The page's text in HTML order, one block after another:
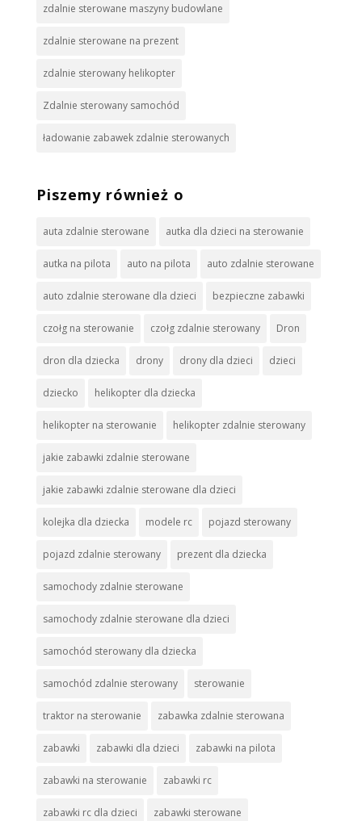
zdalnie sterowane maszyny budowlane
zdalnie sterowane na prezent
zdalnie sterowany helikopter
Zdalnie sterowany samochód
ładowanie zabawek zdalnie sterowanych
Piszemy również o
auta zdalnie sterowane autka dla dzieci na sterowanie
autka na pilota auto na pilota auto zdalnie sterowane
auto zdalnie sterowane dla dzieci bezpieczne zabawki
czołg na sterowanie czołg zdalnie sterowany Dron
dron dla dziecka drony drony dla dzieci dzieci
dziecko helikopter dla dziecka
helikopter na sterowanie helikopter zdalnie sterowany
jakie zabawki zdalnie sterowane
jakie zabawki zdalnie sterowane dla dzieci
kolejka dla dziecka modele rc pojazd sterowany
pojazd zdalnie sterowany prezent dla dziecka
samochody zdalnie sterowane
samochody zdalnie sterowane dla dzieci
samochód sterowany dla dziecka
samochód zdalnie sterowany sterowanie
traktor na sterowanie zabawka zdalnie sterowana
zabawki zabawki dla dzieci zabawki na pilota
zabawki na sterowanie zabawki rc
zabawki rc dla dzieci zabawki sterowane